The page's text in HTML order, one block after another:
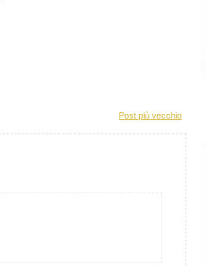
Post più vecchio